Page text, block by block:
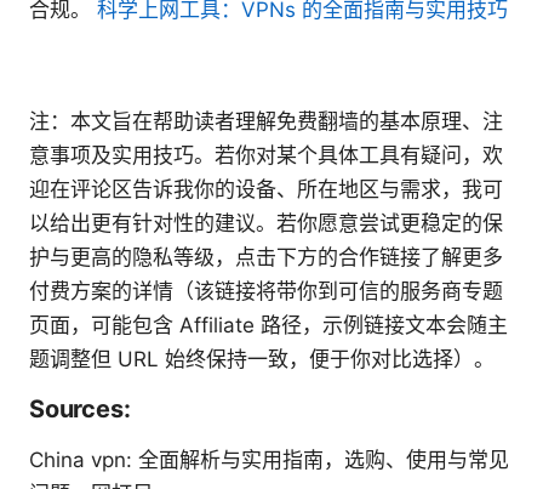
合规。 科学上网工具：VPNs 的全面指南与实用技巧
注：本文旨在帮助读者理解免费翻墙的基本原理、注
意事项及实用技巧。若你对某个具体工具有疑问，欢
迎在评论区告诉我你的设备、所在地区与需求，我可
以给出更有针对性的建议。若你愿意尝试更稳定的保
护与更高的隐私等级，点击下方的合作链接了解更多
付费方案的详情（该链接将带你到可信的服务商专题
页面，可能包含 Affiliate 路径，示例链接文本会随主
题调整但 URL 始终保持一致，便于你对比选择）。
Sources:
China vpn: 全面解析与实用指南，选购、使用与常见